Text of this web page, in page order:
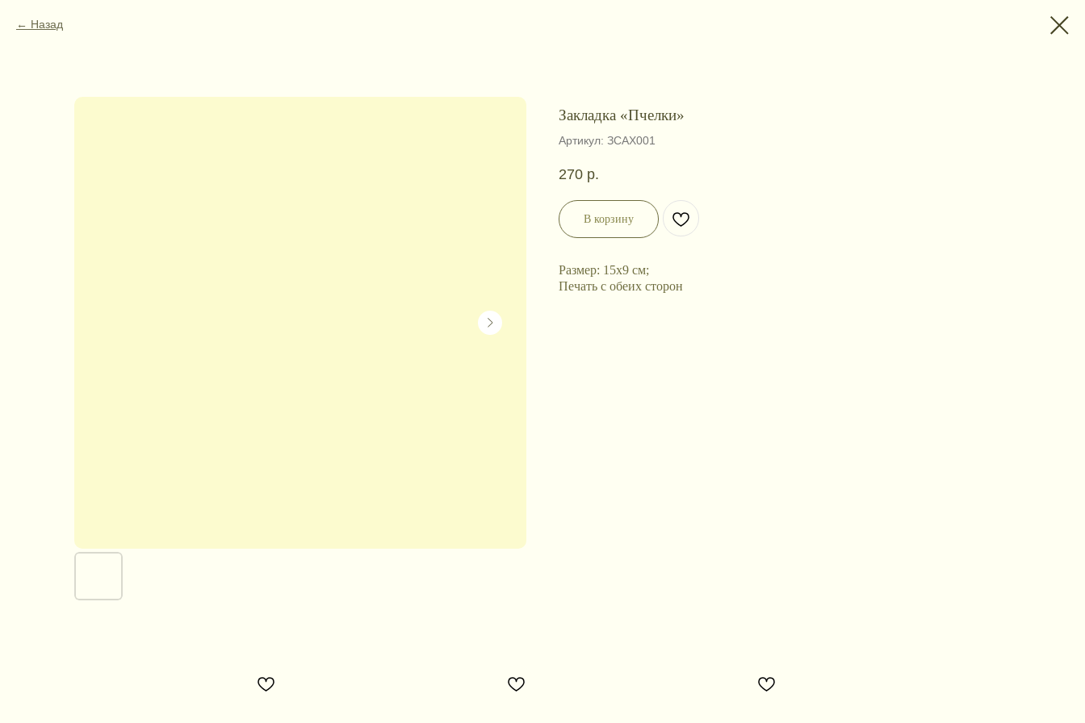
Назад
Закладка «Пчелки»
Артикул: ЗСАХ001
270 р.
В корзину
Размер: 15х9 см;
Печать с обеих сторон